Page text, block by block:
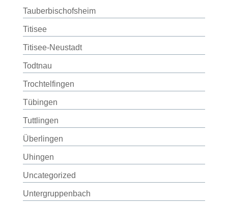
Tauberbischofsheim
Titisee
Titisee-Neustadt
Todtnau
Trochtelfingen
Tübingen
Tuttlingen
Überlingen
Uhingen
Uncategorized
Untergruppenbach